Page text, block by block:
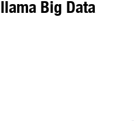
llama Big Data